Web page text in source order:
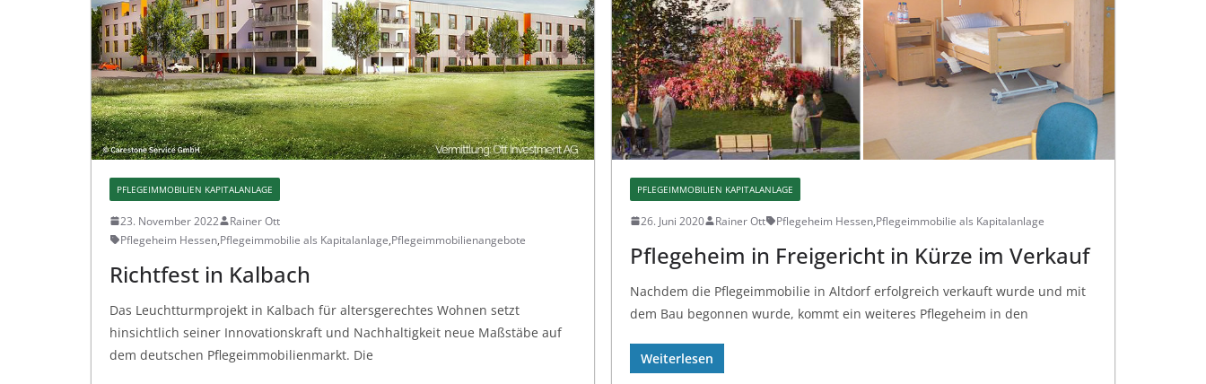
PFLEGEIMMOBILIEN KAPITALANLAGE
23. November 2022
Rainer Ott
Pflegeheim Hessen,Pflegeimmobilie als Kapitalanlage,Pflegeimmobilienangebote
Richtfest in Kalbach
Das Leuchtturmprojekt in Kalbach für altersgerechtes Wohnen setzt
hinsichtlich seiner Innovationskraft und Nachhaltigkeit neue Maßstäbe auf
dem deutschen Pflegeimmobilienmarkt. Die
PFLEGEIMMOBILIEN KAPITALANLAGE
26. Juni 2020 Rainer Ott Pflegeheim Hessen,Pflegeimmobilie als Kapitalanlage
Pflegeheim in Freigericht in Kürze im Verkauf
Nachdem die Pflegeimmobilie in Altdorf erfolgreich verkauft wurde und mit
dem Bau begonnen wurde, kommt ein weiteres Pflegeheim in den
Weiterlesen